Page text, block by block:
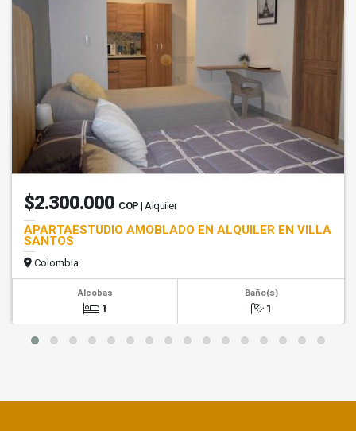
$2.300.000 COP | Alquiler
APARTAESTUDIO AMOBLADO EN ALQUILER EN VILLA
SANTOS
Colombia
Alcobas
1
Baño(s)
1